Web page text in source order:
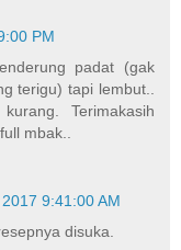
PM
padat (gak
terigu) tapi lembut..
Terimakasih
mbak..
9:41:00 AM
disuka.